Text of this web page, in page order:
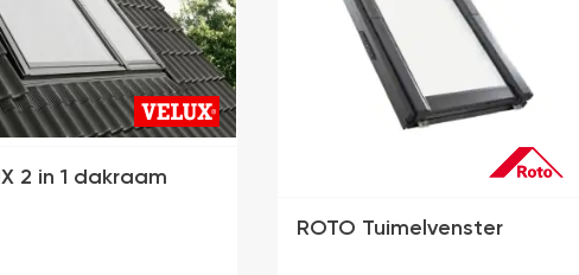
2 in 1 dakraam
ROTO Tuimelvenster